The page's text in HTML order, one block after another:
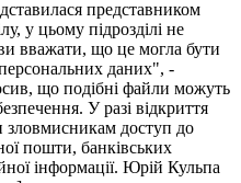
представником
у цьому підрозділі не
вважати, що це могла бути
даних", -
що подібні файли можуть
У разі відкриття
зловмисникам доступ до
пошти, банківських
інформації. Юрій Кульпа